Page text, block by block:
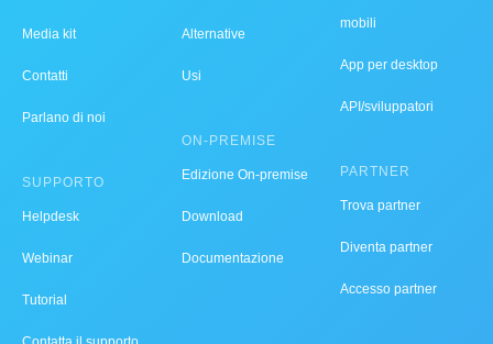
Media kit
Contatti
Parlano di noi
SUPPORTO
Helpdesk
Webinar
Tutorial
Alternative
Usi
ON-PREMISE
Edizione On-premise
Download
Documentazione
mobili
App per desktop
API/sviluppatori
PARTNER
Trova partner
Diventa partner
Accesso partner